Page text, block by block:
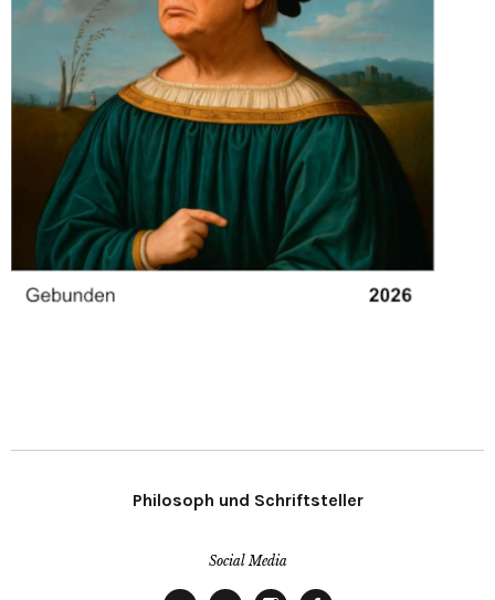
Philosoph und Schriftsteller
Social Media